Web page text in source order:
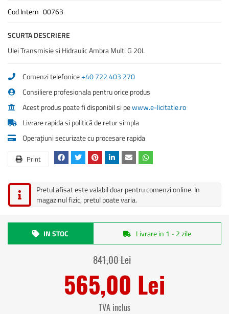
Cod Intern 00763
SCURTA DESCRIERE
Ulei Transmisie si Hidraulic Ambra Multi G 20L
Comenzi telefonice+40 722 403 270
Consiliere profesionala pentru orice produs
Acest produs poate fi disponibil si pewww.e-licitatie.ro
Livrare rapida si politică de retur simpla
Operațiuni securizate cu procesare rapida
Print
Pretul afisat este valabil doar pentru comenzi online. In
magazinul fizic, pretul poate varia.
IN STOC Livrare in 1 - 2 zile
841,00 Lei
565,00 Lei
TVA inclus